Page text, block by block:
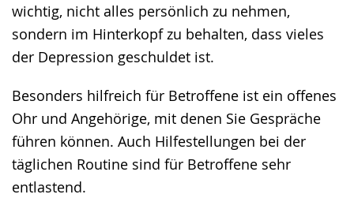
wichtig, nicht alles persönlich zu nehmen,
sondern im Hinterkopf zu behalten, dass vieles
der Depression geschuldet ist.
Besonders hilfreich für Betroffene ist ein offenes
Ohr und Angehörige, mit denen Sie Gespräche
führen können. Auch Hilfestellungen bei der
täglichen Routine sind für Betroffene sehr
entlastend.